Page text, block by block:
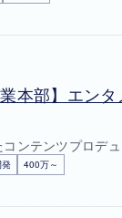
本部】エン
ンテンツプロデ
400万～